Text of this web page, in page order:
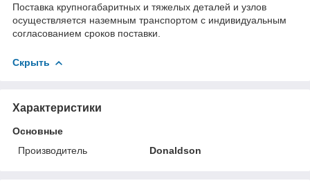
Поставка крупногабаритных и тяжелых деталей и узлов
осуществляется наземным транспортом с индивидуальным
согласованием сроков поставки.
Скрыть
Характеристики
Основные
Производитель
Donaldson